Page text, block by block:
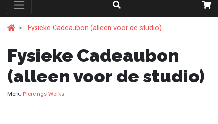
Fysieke Cadeaubon (alleen voor de studio)
Fysieke Cadeaubon
(alleen voor de studio)
Merk: Piercings Works